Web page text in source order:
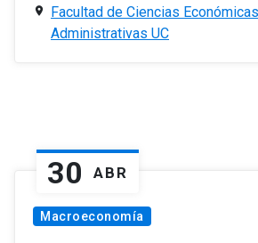
Facultad de Ciencias
Administrativas UC
30 ABR
Macroeconomía